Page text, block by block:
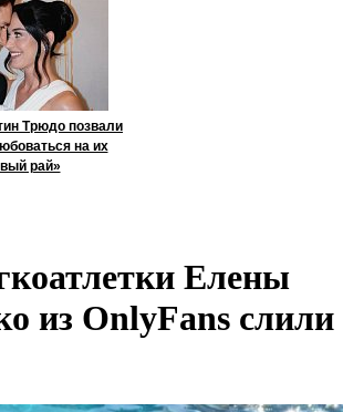
Трюдо позвали
на их
рай»
Елены
из OnlyFans слили